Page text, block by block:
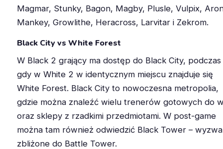
Magmar, Stunky, Bagon, Magby, Plusle, Vulpix,
Mankey, Growlithe, Heracross, Larvitar i Zekrom.
Black City vs White Forest
W Black 2 grający ma dostęp do Black City, podczas
gdy w White 2 w identycznym miejscu znajduje się
White Forest. Black City to nowoczesna metropolia,
gdzie można znaleźć wielu trenerów gotowych do
oraz sklepy z rzadkimi przedmiotami. W post-game
można tam również odwiedzić Black Tower –
zbliżone do Battle Tower.